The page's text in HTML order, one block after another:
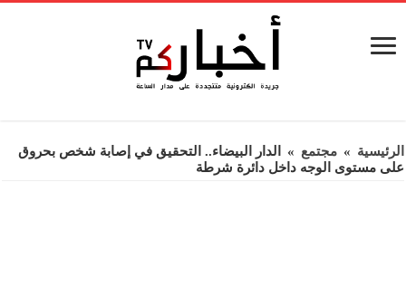
الرئيسية » مجتمع »
الدار البيضاء.. التحقيق في إصابة شخص بحروق
على مستوى الوجه داخل دائرة شرطة